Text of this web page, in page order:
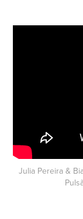
Julia Pereira &